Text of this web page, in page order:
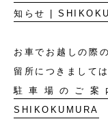
知らせ |
お車でお越しの際
留所につきまして
駐車場のご
SHIKOKUMURA